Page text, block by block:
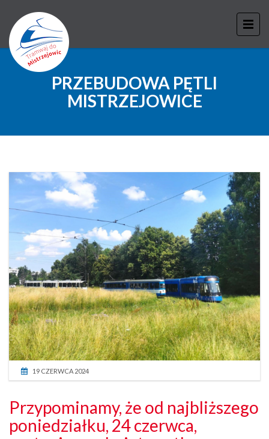
PRZEBUDOWA PĘTLI
MISTRZEJOWICE
19 CZERWCA 2024
Przypominamy, że od najbliższego
poniedziałku, 24 czerwca,